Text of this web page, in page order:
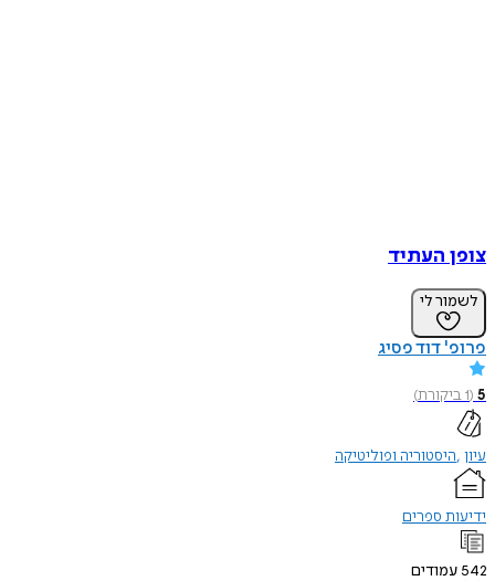
צופן העתיד
לשמור לי
פרופ' דוד פסיג
5
(
1ביקורת)
עיון היסטוריה ופוליטיקה
ידיעות ספרים
542 עמודים